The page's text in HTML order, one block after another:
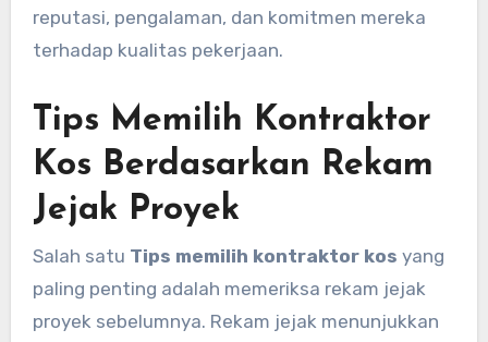
reputasi, pengalaman, dan komitmen mereka
terhadap kualitas pekerjaan.
Tips Memilih Kontraktor
Kos Berdasarkan Rekam
Jejak Proyek
Salah satu Tips memilih kontraktor kos yang
paling penting adalah memeriksa rekam jejak
proyek sebelumnya. Rekam jejak menunjukkan